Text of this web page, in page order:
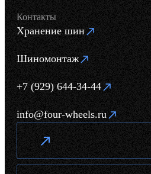
Контакты
Хранение шин
Шиномонтаж
+7 (929) 644-34-44
info@four-wheels.ru